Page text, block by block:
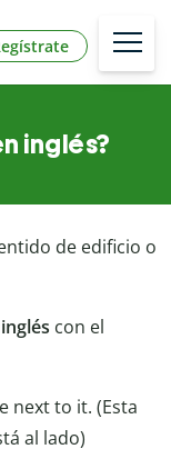
inglés?
de edificio o
con el
next to it. (Esta
al lado)